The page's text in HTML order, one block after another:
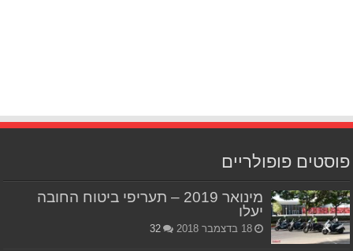
פוסטים פופולריים
מינואר 2019 – תעריפי ביטוח החובה
יעלו
18 בדצמבר 2018 32